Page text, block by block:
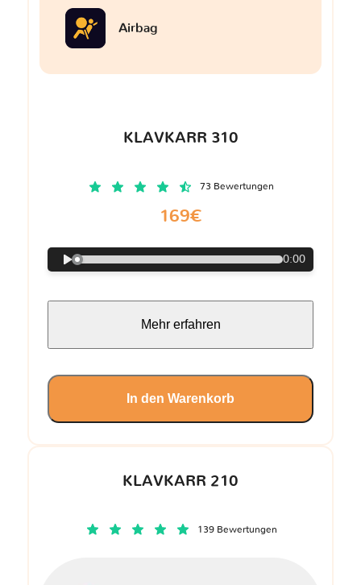
KLAVKARR 210
139 Bewertungen
Airbag
KLAVKARR 310
73 Bewertungen
169€
0:00
Mehr erfahren
In den Warenkorb